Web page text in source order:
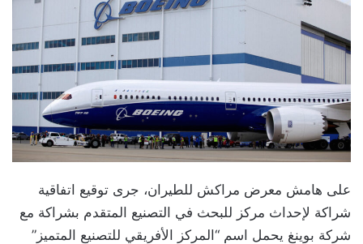
على هامش معرض مراكش للطيران، جرى توقيع اتفاقية
شراكة لإحداث مركز للبحث في التصنيع المتقدم بشراكة مع
شركة بوينغ يحمل اسم “المركز الأفريقي للتصنيع المتميز”